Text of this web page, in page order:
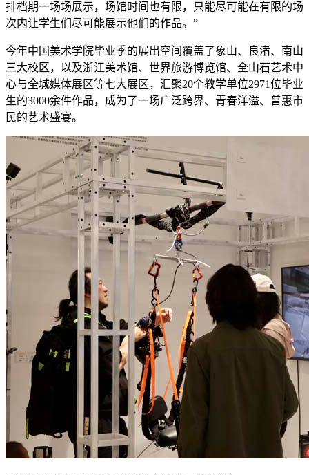
排档期一场场展示，场馆时间也有限，只能尽可能在有限的场
次内让学生们尽可能展示他们的作品。”
今年中国美术学院毕业季的展出空间覆盖了象山、良渚、南山
三大校区，以及浙江美术馆、世界旅游博览馆、全山石艺术中
心与全城媒体展区等‌七大展区‌，汇聚20个教学单位2971位毕业
生的3000余件作品，成为了一场广泛跨界、青春洋溢、普惠市
民的艺术盛宴。